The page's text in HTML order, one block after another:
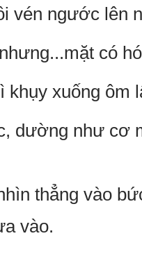
vén ngước lên
có
khụy xuống ôm
dường như cơ
thẳng vào
vào.